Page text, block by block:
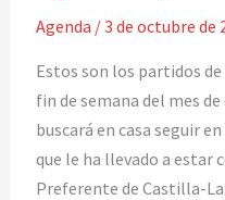
Agenda /3 de octubre de
Estos son los partidos
fin de semana del mes
buscará en casa seguir
que le ha llevado a estar
Preferente de Castilla-
octubre
2024